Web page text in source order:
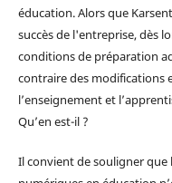
éducation. Alors que
succès de l'entreprise, dès
conditions de préparation
contraire des modifications
l’enseignement et
Qu’en est-il ?
Il convient de souligner